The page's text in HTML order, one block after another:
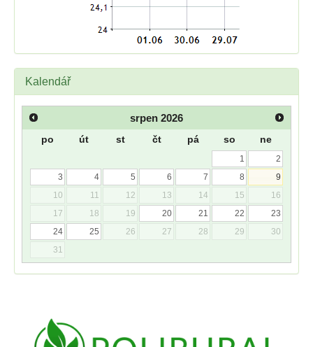
Kalendář
srpen 2026
po út st čt pá so ne
1
2
3
4 5 6 7 8
9
10
11 12 13 14 15
16
17
18 19 20 21 22
23
24
25 26 27 28 29
30
31